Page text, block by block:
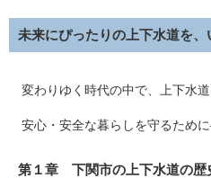
未来にぴったりの上下水道を、
変わりゆく時代の中で、上下水道
安心・安全な暮らしを守るため
第１章 下関市の上下水道の歴